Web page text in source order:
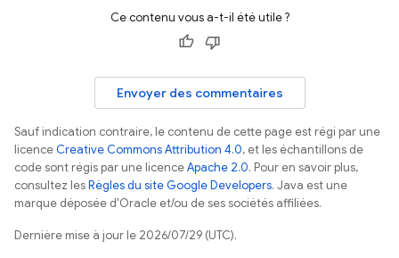
Ce contenu vous a-t-il été utile ?
Envoyer des commentaires
Sauf indication contraire, le contenu de cette page est régi par une
licenceCreative Commons Attribution 4.0, et les échantillons de
code sont régis par une licenceApache 2.0. Pour en savoir plus,
consultez lesRègles du site Google Developers. Java est une
marque déposée d'Oracle et/ou de ses sociétés affiliées.
Dernière mise à jour le 2026/07/29 (UTC).